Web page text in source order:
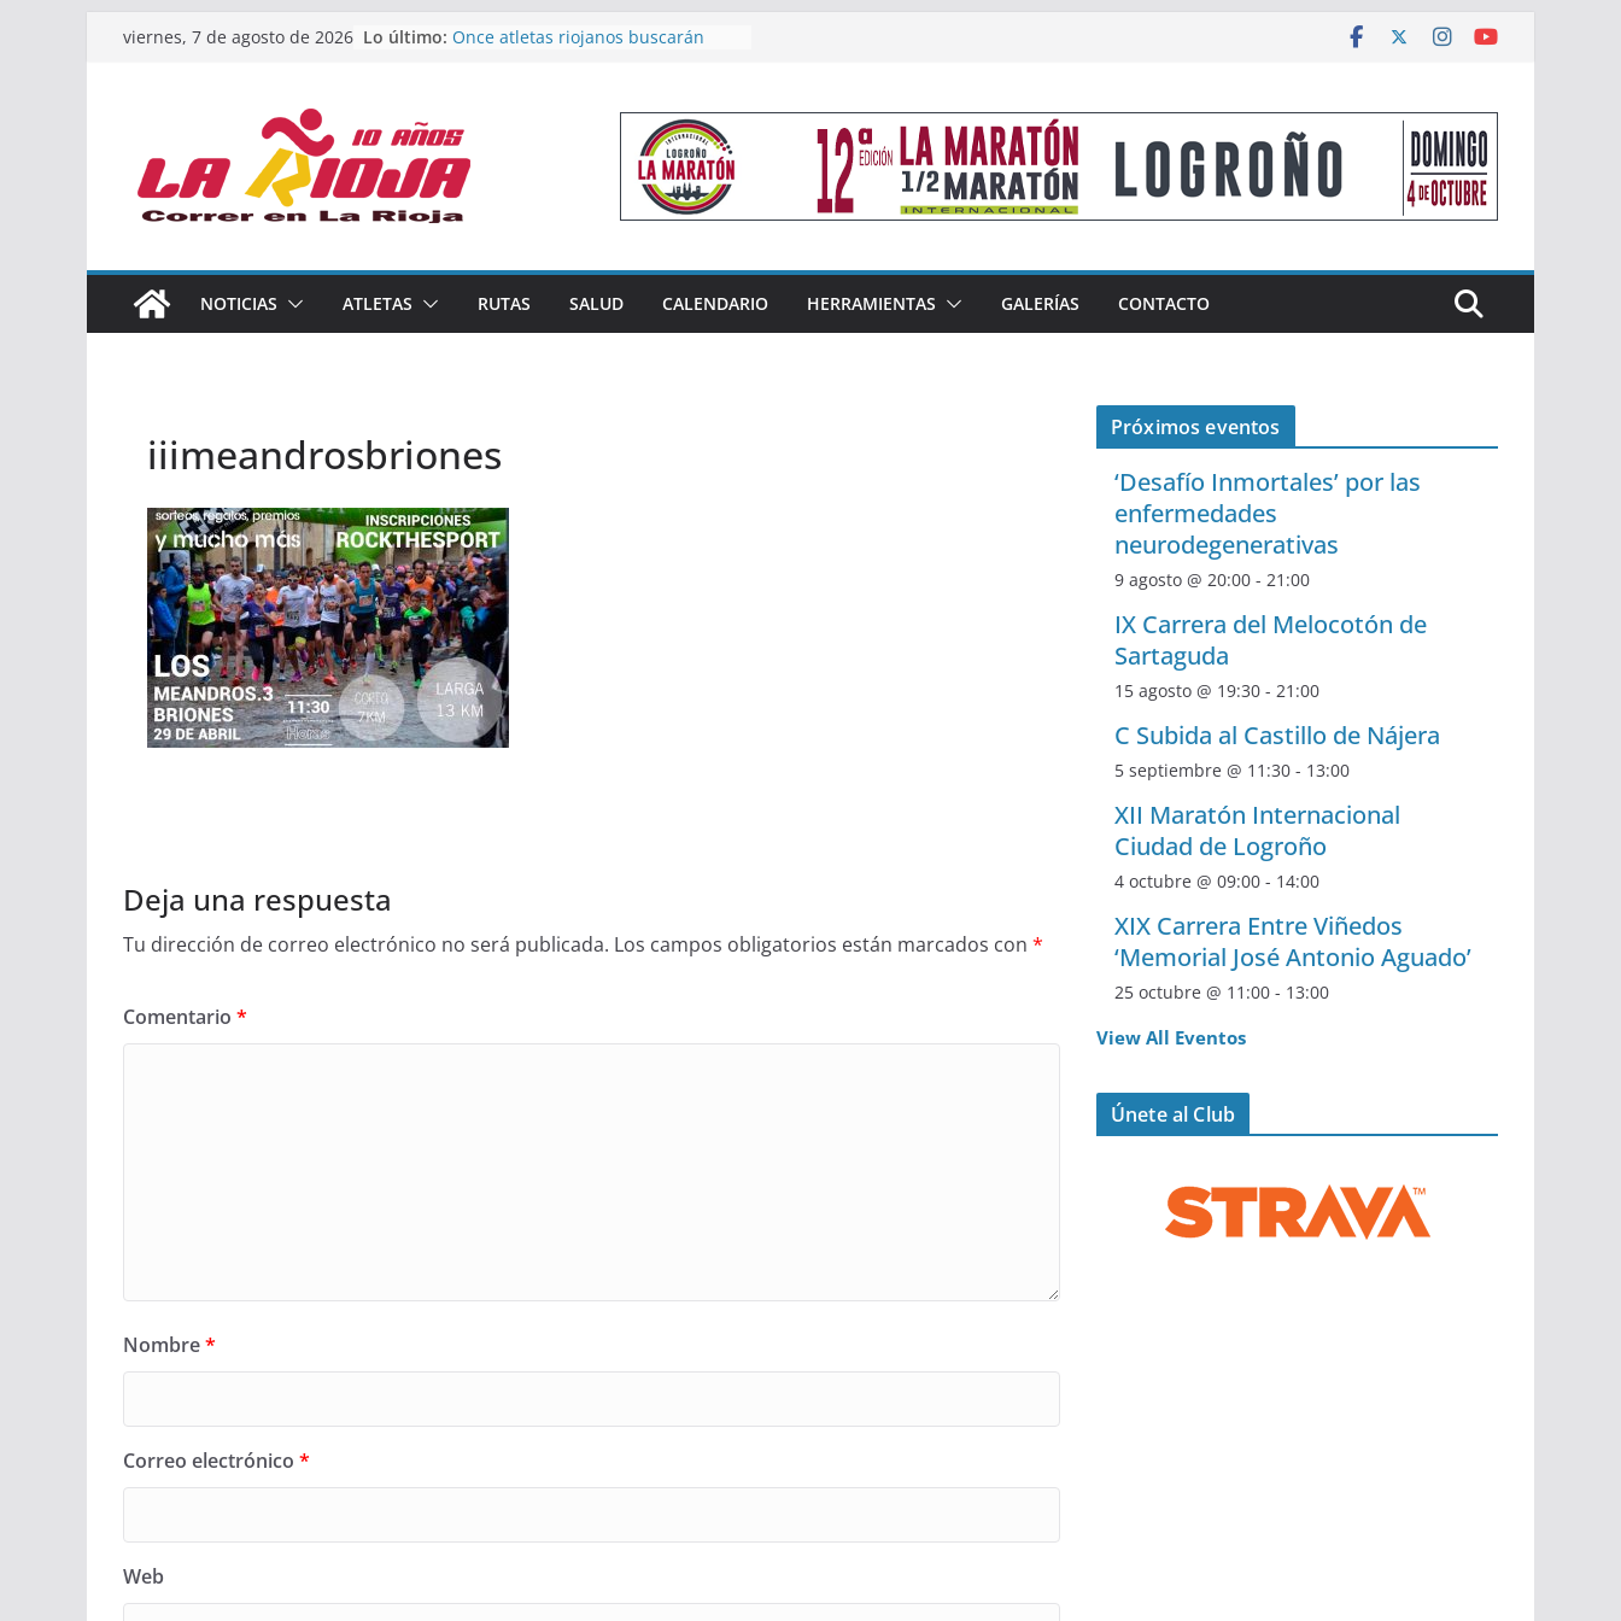
Saltarviernes, 7 de agosto de 2026 Lo último: Once atletas riojanos buscarán
Un bronce en 4×400 y tres puestos
de finalista cierran la participación
riojana en en Nacional de Málaga
El equipo femenino del Tritones
Rioja alcanza el podio nacional de
Acuatlón en Calahorra
España absoluto en Disco
Calahorra acoge este fin de semana
NOTICIAS ATLETAS RUTAS SALUD CALENDARIO HERRAMIENTAS GALERÍAS CONTACTO
iiimeandrosbriones
Deja una respuesta
Tu dirección de correo electrónico no será publicada. Los campos obligatorios están marcados con *
Comentario *
Nombre*
Correo electrónico *
Web
Próximos eventos
‘Desafío Inmortales’ por las
enfermedades
neurodegenerativas
9 agosto @ 20:00 - 21:00
IX Carrera del Melocotón de
Sartaguda
15 agosto @ 19:30 - 21:00
C Subida al Castillo de Nájera
5 septiembre @ 11:30 - 13:00
XII Maratón Internacional
Ciudad de Logroño
4 octubre @ 09:00 - 14:00
XIX Carrera Entre Viñedos
‘Memorial José Antonio Aguado’
25 octubre @ 11:00 - 13:00
View All Eventos
Únete al Club